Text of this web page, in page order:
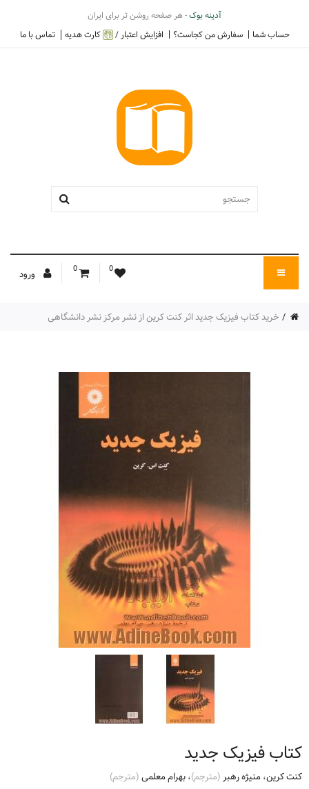
آدینه بوک- هر صفحه روشن تر برای ایران
حساب شما
سفارش من کجاست؟ افزایش اعتبار / کارت هدیه تماس با ما
0
0 ورود
خرید کتاب فیزیک جدید اثر کنت کرین از نشر مرکز نشر دانشگاهی
کتاب فیزیک جدید
کنت کرین،منیژه رهبر (مترجم)،بهرام معلمی(مترجم)